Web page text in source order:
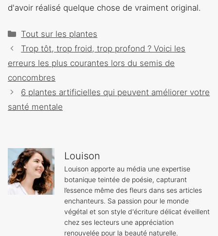
d'avoir réalisé quelque chose de vraiment original.
Catégories
Tout sur les plantes
Navigation
des
Trop tôt, trop froid, trop profond ? Voici les
erreurs les plus courantes lors du semis de
concombres
6 plantes artificielles qui peuvent améliorer votre
santé mentale
Louison
Louison apporte au média une expertise
botanique teintée de poésie, capturant
l’essence même des fleurs dans ses articles
enchanteurs. Sa passion pour le monde
végétal et son style d'écriture délicat éveillent
chez ses lecteurs une appréciation
renouvelée pour la beauté naturelle.